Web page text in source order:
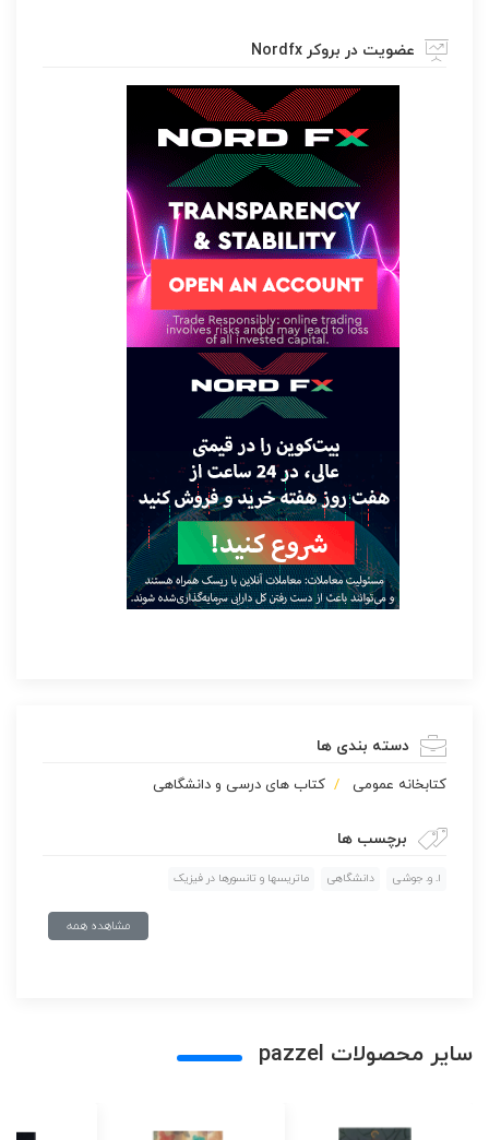
عضویت در بروکر Nordfx
دسته بندی ها
كتابخانه عمومی کتاب های درسی و دانشگاهی
برچسب ها
ا. و. جوشی دانشگاهی ماتریسها و تانسورها در فیزیک
مشاهده همه
سایر محصولات pazzel